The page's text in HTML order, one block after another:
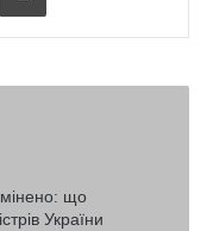
що
України